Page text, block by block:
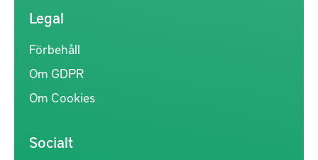
Legal
Förbehåll
Om GDPR
Om Cookies
Socialt